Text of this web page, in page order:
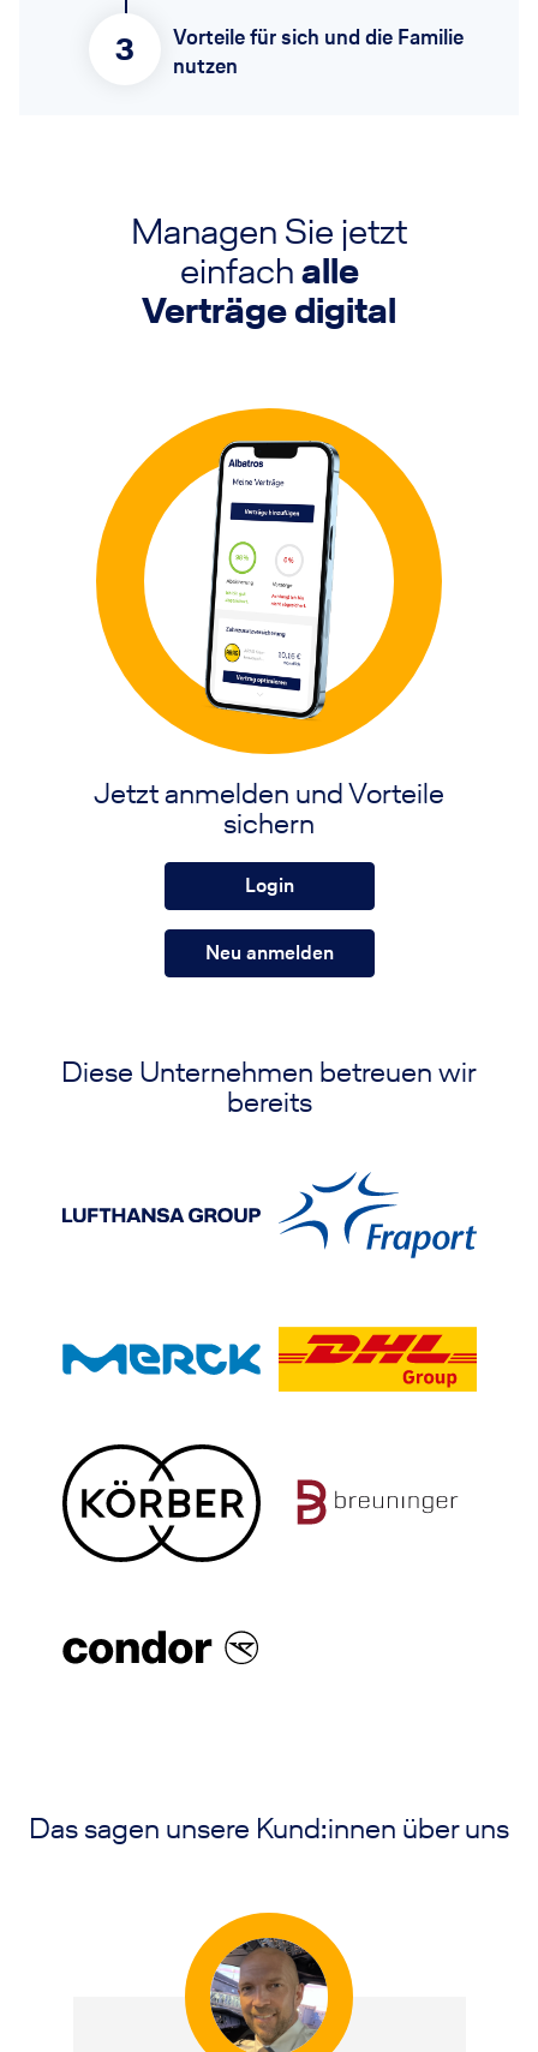
3
Vorteile für sich und die Familie
nutzen
Managen Sie jetzt
einfachalle
Verträge digital
Jetzt anmelden und Vorteile
sichern
Login
Neu anmelden
Diese Unternehmen betreuen wir
bereits
Das sagen unsere Kund:innen über uns